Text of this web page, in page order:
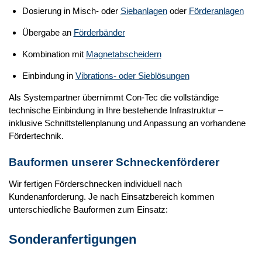
Dosierung in Misch- oder Siebanlagenoder Förderanlagen
Übergabe an Förderbänder
Kombination mit Magnetabscheidern
Einbindung in Vibrations- oder Sieblösungen
Als Systempartner übernimmt Con-Tec die vollständige
technische Einbindung in Ihre bestehende Infrastruktur –
inklusive Schnittstellenplanung und Anpassung an vorhandene
Fördertechnik.
Bauformen unserer Schneckenförderer
Wir fertigen Förderschnecken individuell nach
Kundenanforderung. Je nach Einsatzbereich kommen
unterschiedliche Bauformen zum Einsatz:
Sonderanfertigungen